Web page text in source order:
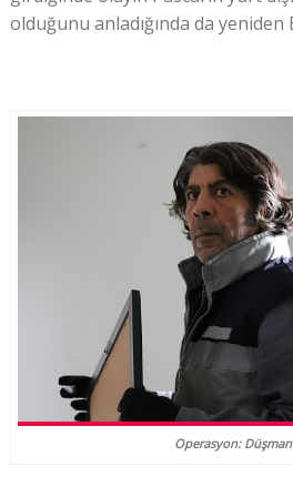
olduğunu anladığında da
Operasyon: Düşman